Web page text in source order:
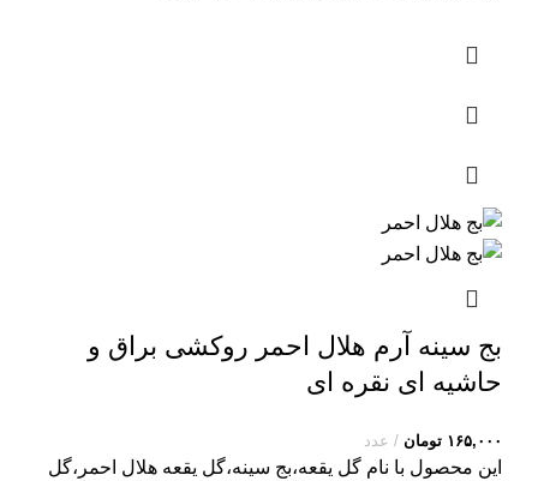
بج سینه آرم هلال احمر روکشی براق و
حاشیه ای نقره ای
۱۶۵,۰۰۰ تومان عدد
اين محصول با نام گل يقعه،بج سينه،گل یقعه هلال احمر،گل